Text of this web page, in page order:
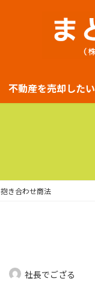
不動産を売却したい
抱き合わせ商法
社長でござる